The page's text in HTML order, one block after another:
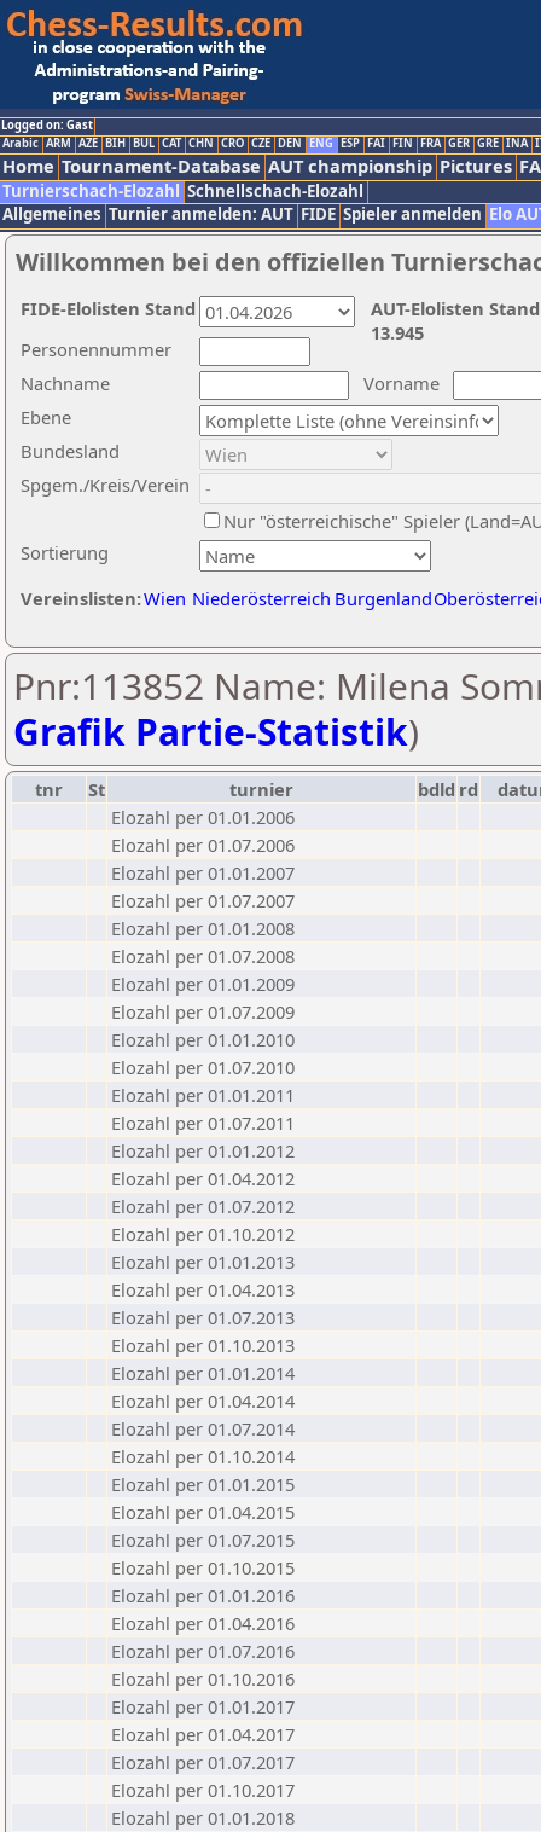
Logged on: Gast
Arabic ARM AZE BIH BUL CAT CHN CRO CZE DEN ENG ESP FAI FIN FRA GER GRE INA
Home Tournament-Database AUT championship Pictures
Turnierschach-Elozahl Schnellschach-Elozahl
Allgemeines Turnier anmelden: AUT FIDE Spieler anmelden Elo
Willkommen bei den offiziellen
Nachname
Vorname
Ebene
Sortierung
Personennummer
Bundesland
Spgem./Kreis/Verein
Nur "österreichische" Spieler
Vereinslisten:Wien Niederösterreich Burgenland
AUT-Elolisten
13.945
FIDE-Elolisten Stand
Pnr:113852 Name: Milena
Grafik Partie-Statistik)
tnr St turnier bdld rd
Elozahl per 01.01.2006
Elozahl per 01.07.2006
Elozahl per 01.01.2007
Elozahl per 01.07.2007
Elozahl per 01.01.2008
Elozahl per 01.07.2008
Elozahl per 01.01.2009
Elozahl per 01.07.2009
Elozahl per 01.01.2010
Elozahl per 01.07.2010
Elozahl per 01.01.2011
Elozahl per 01.07.2011
Elozahl per 01.01.2012
Elozahl per 01.04.2012
Elozahl per 01.07.2012
Elozahl per 01.10.2012
Elozahl per 01.01.2013
Elozahl per 01.04.2013
Elozahl per 01.07.2013
Elozahl per 01.10.2013
Elozahl per 01.01.2014
Elozahl per 01.04.2014
Elozahl per 01.07.2014
Elozahl per 01.10.2014
Elozahl per 01.01.2015
Elozahl per 01.04.2015
Elozahl per 01.07.2015
Elozahl per 01.10.2015
Elozahl per 01.01.2016
Elozahl per 01.04.2016
Elozahl per 01.07.2016
Elozahl per 01.10.2016
Elozahl per 01.01.2017
Elozahl per 01.04.2017
Elozahl per 01.07.2017
Elozahl per 01.10.2017
Elozahl per 01.01.2018